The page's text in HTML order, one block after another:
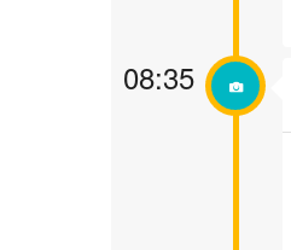
08:35